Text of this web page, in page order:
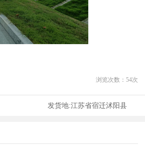
浏览次数： 54次
发货地:江苏省宿迁沭阳县